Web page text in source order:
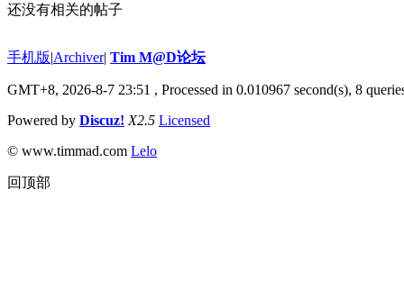
还没有相关的帖子
手机版|Archiver| Tim M@D论坛
GMT+8, 2026-8-7 23:51 , Processed in 0.010967 second(s), 8
Powered by Discuz! X2.5 Licensed
© www.timmad.com Lelo
回顶部